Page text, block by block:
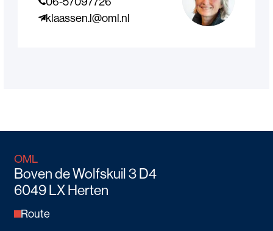
klaassen.l@oml.nl
OML
Boven de Wolfskuil 3 D4
6049 LX Herten
Route